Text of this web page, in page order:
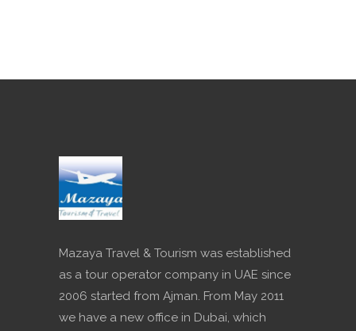
Mazaya Travel & Tourism was established
as a tour operator company in UAE since
2006 started from Ajman. From May 2011
we have a new office in Dubai, which